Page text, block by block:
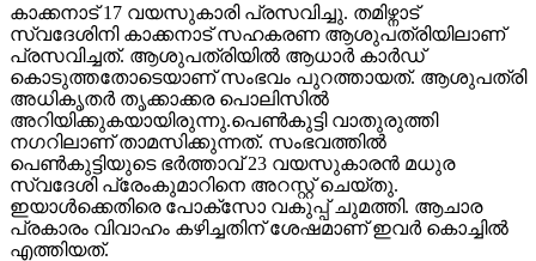
കാക്കനാട് 17 വയസുകാരി പ്രസവിച്ചു. തമിഴ്നാട്
സ്വദേശിനി കാക്കനാട് സഹകരണ ആശുപത്രിയിലാണ്
പ്രസവിച്ചത്. ആശുപത്രിയിൽ ആധാർ കാർഡ്
കൊടുത്തതോടെയാണ് സംഭവം പുറത്തായത്. ആശുപത്രി
അധികൃതർ തൃക്കാക്കര പൊലിസിൽ
അറിയിക്കുകയായിരുന്നു.പെൺകുട്ടി വാതുരുത്തി
നഗറിലാണ് താമസിക്കുന്നത്. സംഭവത്തിൽ
പെൺകുട്ടിയുടെ ഭർത്താവ് 23 വയസുകാരൻ മധുര
സ്വദേശി പ്രേംകുമാറിനെ അറസ്റ്റ് ചെയ്തു.
ഇയാൾക്കെതിരെ പോക്സോ വകുപ്പ് ചുമത്തി. ആചാര
പ്രകാരം വിവാഹം കഴിച്ചതിന് ശേഷമാണ് ഇവർ കൊച്ചിൽ
എത്തിയത്.